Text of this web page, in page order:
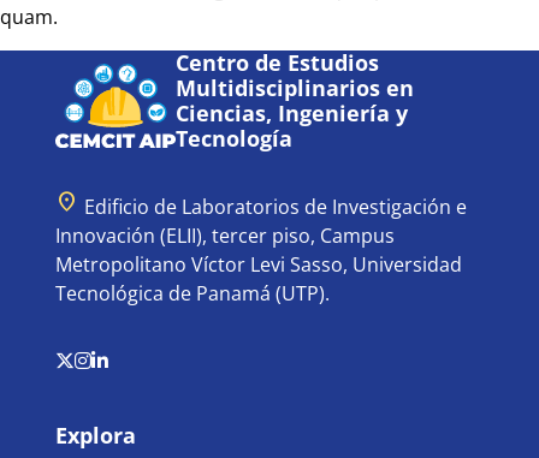
quam.
Centro de Estudios
Multidisciplinarios en
Ciencias, Ingeniería y
Tecnología
location_on Edificio de Laboratorios de Investigación e
Innovación (ELII), tercer piso, Campus
Metropolitano Víctor Levi Sasso, Universidad
Tecnológica de Panamá (UTP).
Explora